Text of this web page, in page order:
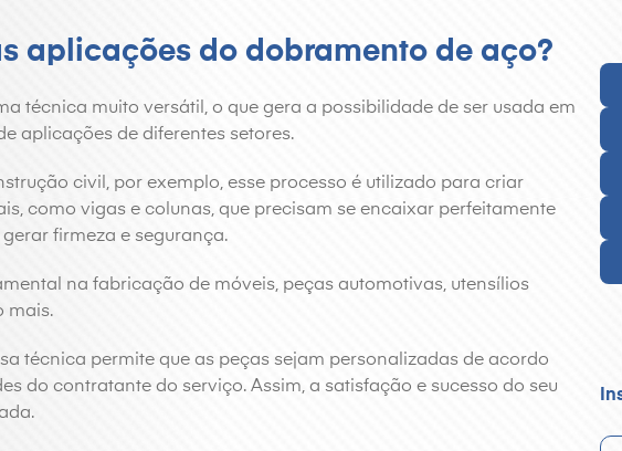
aplicações do dobramento de aço?
técnica muito versátil, o que gera a possibilidade de ser usada em
aplicações de diferentes setores.
civil, por exemplo, esse processo é utilizado para criar
como vigas e colunas, que precisam se encaixar perfeitamente
firmeza e segurança.
na fabricação de móveis, peças automotivas, utensílios
mais.
técnica permite que as peças sejam personalizadas de acordo
do contratante do serviço. Assim, a satisfação e sucesso do seu